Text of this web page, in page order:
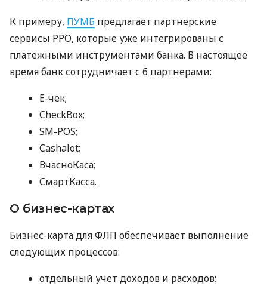
К примеру, ПУМБ предлагает партнерские
сервисы РРО, которые уже интегрированы с
платежными инструментами банка. В настоящее
время банк сотрудничает с 6 партнерами:
E-чек;
CheckBox;
SM-POS;
Cashalot;
ВчасноКаса;
СмартКасса.
О бизнес-картах
Бизнес-карта для ФЛП обеспечивает выполнение
следующих процессов:
отдельный учет доходов и расходов;